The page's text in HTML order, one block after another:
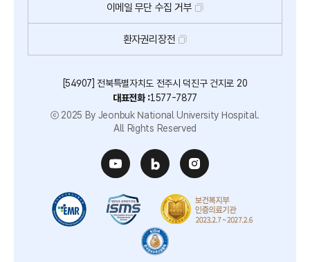
이메일 무단 수집 거부
환자권리장전
[54907] 전북특별자치도 전주시 덕진구 건지로 20
대표전화 :1577-7877
ⓒ 2025 By Jeonbuk National University Hospital.
All Rights Reserved